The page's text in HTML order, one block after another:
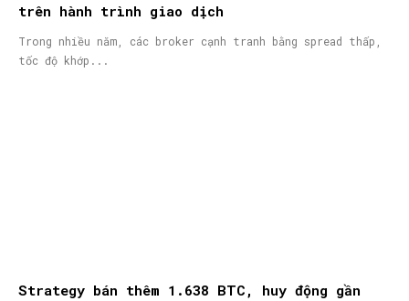
trên hành trình giao dịch
Trong nhiều năm, các broker cạnh tranh bằng spread thấp,
tốc độ khớp...
Strategy bán thêm 1.638 BTC, huy động gần